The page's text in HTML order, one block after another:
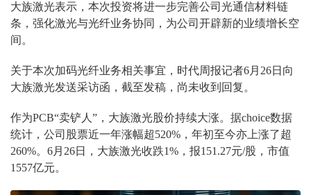
大族激光表示，本次投资将进一步完善公司光通信材料链
条，强化激光与光纤业务协同，为公司开辟新的业绩增长空
间。
关于本次加码光纤业务相关事宜，时代周报记者6月26日向
大族激光发送采访函，截至发稿，尚未收到回复。
作为PCB“卖铲人”，大族激光股价持续大涨。据choice数据
统计，公司股票近一年涨幅超520%，年初至今亦上涨了超
260%。6月26日，大族激光收跌1%，报151.27元/股，市值
1557亿元。